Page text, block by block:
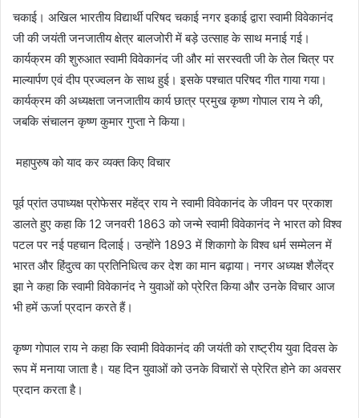
चकाई। अखिल भारतीय विद्यार्थी परिषद चकाई नगर इकाई द्वारा स्वामी विवेकानंद
जी की जयंती जनजातीय क्षेत्र बालजोरी में बड़े उत्साह के साथ मनाई गई।
कार्यक्रम की शुरुआत स्वामी विवेकानंद जी और मां सरस्वती जी के तेल चित्र पर
माल्यार्पण एवं दीप प्रज्वलन के साथ हुई। इसके पश्चात परिषद गीत गाया गया।
कार्यक्रम की अध्यक्षता जनजातीय कार्य छात्र प्रमुख कृष्ण गोपाल राय ने की,
जबकि संचालन कृष्ण कुमार गुप्ता ने किया।
महापुरुष को याद कर व्यक्त किए विचार
पूर्व प्रांत उपाध्यक्ष प्रोफेसर महेंद्र राय ने स्वामी विवेकानंद के जीवन पर प्रकाश
डालते हुए कहा कि 12 जनवरी 1863 को जन्मे स्वामी विवेकानंद ने भारत को विश्व
पटल पर नई पहचान दिलाई। उन्होंने 1893 में शिकागो के विश्व धर्म सम्मेलन में
भारत और हिंदुत्व का प्रतिनिधित्व कर देश का मान बढ़ाया। नगर अध्यक्ष शैलेंद्र
झा ने कहा कि स्वामी विवेकानंद ने युवाओं को प्रेरित किया और उनके विचार आज
भी हमें ऊर्जा प्रदान करते हैं।
कृष्ण गोपाल राय ने कहा कि स्वामी विवेकानंद की जयंती को राष्ट्रीय युवा दिवस के
रूप में मनाया जाता है। यह दिन युवाओं को उनके विचारों से प्रेरित होने का अवसर
प्रदान करता है।